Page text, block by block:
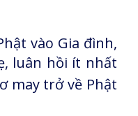
vào Gia đình,
luân hồi ít nhất
may trở về Phật